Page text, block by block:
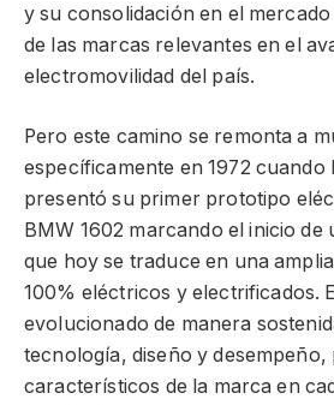
y su consolidación en el
de las marcas relevantes en el
electromovilidad del país.
Pero este camino se remonta a
específicamente en 1972 cuando
presentó su primer prototipo
BMW 1602 marcando el inicio de
que hoy se traduce en una
100% eléctricos y electrificados.
evolucionado de manera
tecnología, diseño y desempeño,
característicos de la marca en